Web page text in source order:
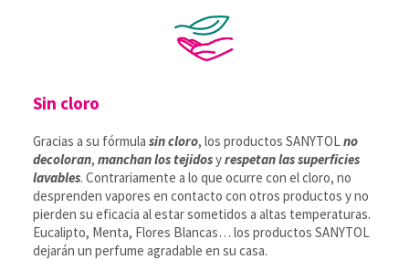
Sin cloro
Gracias a su fórmula sin cloro, los productos SANYTOLno
decoloran, manchan los tejidosyrespetan las superficies
lavables. Contrariamente a lo que ocurre con el cloro, no
desprenden vapores en contacto con otros productos y no
pierden su eficacia al estar sometidos a altas temperaturas.
Eucalipto, Menta, Flores Blancas… los productos SANYTOL
dejarán un perfume agradable en su casa.